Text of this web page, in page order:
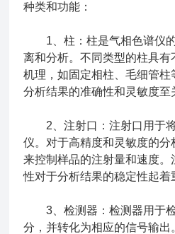
种类和功能：
1、柱：柱是气相色谱仪的
离和分析。不同类型的柱具
机理，如固定相柱、毛细管
分析结果的准确性和灵敏度至
2、注射口：注射口用于将
仪。对于高精度和灵敏度的
来控制样品的注射量和速度
性对于分析结果的稳定性起着
3、检测器：检测器用于检
分，并转化为相应的信号输出